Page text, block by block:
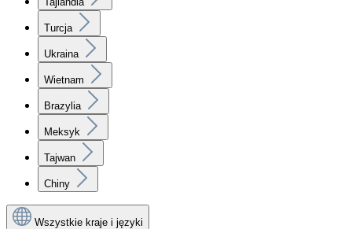
Turcja
Ukraina
Wietnam
Brazylia
Meksyk
Tajwan
Chiny
Wszystkie kraje i języki